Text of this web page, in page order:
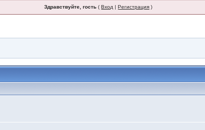
Здравствуйте, гость (Вход |Регистрация )